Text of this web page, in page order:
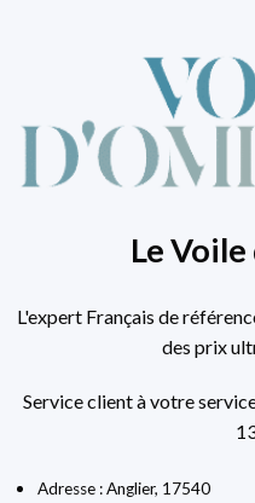
Le
L'expert Français de
des prix
Service client à votre
Adresse : Anglier, 17540